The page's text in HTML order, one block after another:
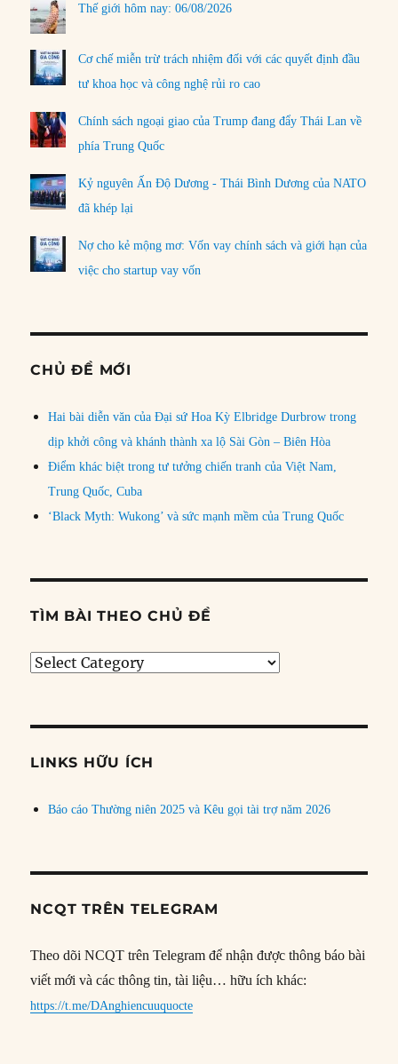
Thế giới hôm nay: 06/08/2026
Cơ chế miễn trừ trách nhiệm đối với các quyết định đầu
tư khoa học và công nghệ rủi ro cao
Chính sách ngoại giao của Trump đang đẩy Thái Lan về
phía Trung Quốc
Kỷ nguyên Ấn Độ Dương - Thái Bình Dương của NATO
đã khép lại
Nợ cho kẻ mộng mơ: Vốn vay chính sách và giới hạn của
việc cho startup vay vốn
CHỦ ĐỀ MỚI
Hai bài diễn văn của Đại sứ Hoa Kỳ Elbridge Durbrow trong
dịp khởi công và khánh thành xa lộ Sài Gòn – Biên Hòa
Điểm khác biệt trong tư tưởng chiến tranh của Việt Nam,
Trung Quốc, Cuba
‘Black Myth: Wukong’ và sức mạnh mềm của Trung Quốc
TÌM BÀI THEO CHỦ ĐỀ
Tìm
đề
LINKS HỮU ÍCH
Báo cáo Thường niên 2025 và Kêu gọi tài trợ năm 2026
NCQT TRÊN TELEGRAM
Theo dõi NCQT trên Telegram để nhận được thông báo bài
viết mới và các thông tin, tài liệu… hữu ích khác:
https://t.me/DAnghiencuuquocte